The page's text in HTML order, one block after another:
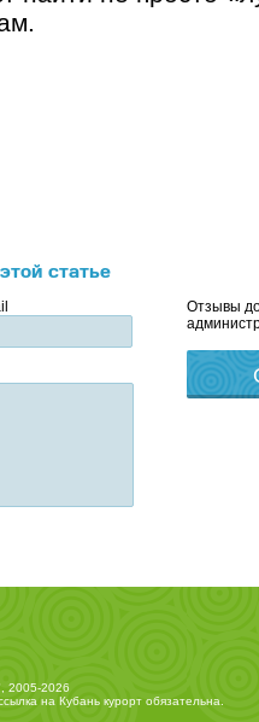
статье
Отзывы
2005-2026
на Кубань курортобязательна.